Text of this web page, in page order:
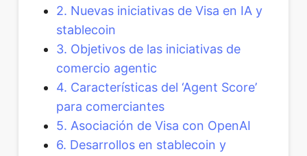
2. Nuevas iniciativas de Visa en IA y
stablecoin
3. Objetivos de las iniciativas de
comercio agentic
4. Características del ‘Agent Score’
para comerciantes
5. Asociación de Visa con OpenAI
6. Desarrollos en stablecoin y